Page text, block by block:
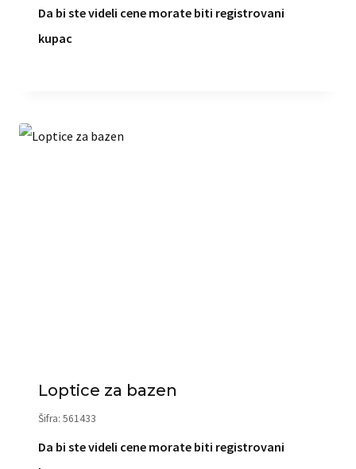
Da bi ste videli cene morate biti registrovani
kupac
Loptice za bazen
Šifra: 561433
Da bi ste videli cene morate biti registrovani